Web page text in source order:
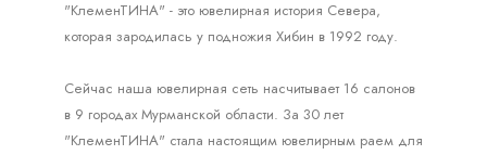
"КлеменТИНА" - это ювелирная история Севера,
которая зародилась у подножия Хибин в 1992 году.
Сейчас наша ювелирная сеть насчитывает 16 салонов
в 9 городах Мурманской области. За 30 лет
"КлеменТИНА" стала настоящим ювелирным раем для